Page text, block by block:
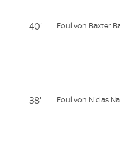
40' Foul von Baxter
38' Foul von Niclas